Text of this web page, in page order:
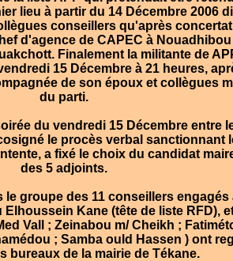
lieu à partir du 14 Décembre 2006
conseillers qu'après
d'agence de CAPEC à
Finalement la militante de
15 Décembre à 21 heures,
de son époux et collègues
du parti.
du vendredi 15 Décembre entre
le procès verbal sanctionnant
a fixé le choix du candidat
des 5 adjoints.
le groupe des 11 conseillers engagés
Elhoussein Kane (tête de liste RFD),
Vall ; Zeinabou m/ Cheikh ;
; Samba ould Hassen ) ont
bureaux de la mairie de Tékane.